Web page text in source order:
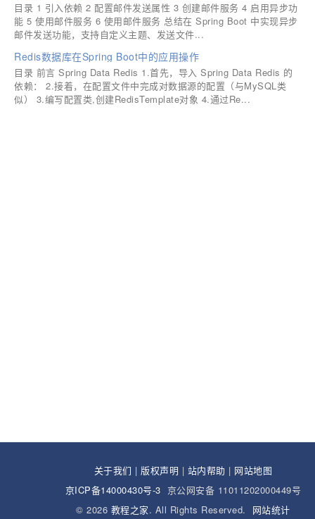
目录 1 引入依赖 2 配置邮件发送属性 3 创建邮件服务 4 启用异步功
能 5 使用邮件服务 6 使用邮件服务 总结在 Spring Boot 中实现异步
邮件发送功能，支持自定义主题、发送文件...
Redis数据库在Spring Boot中的应用操作
目录 前言 Spring Data Redis 1.首先，导入 Spring Data Redis 的
依赖： 2.接着，在配置文件中完成对数据源的配置（与MySQL类
似） 3.编写配置类,创建RedisTemplate对象 4.通过Re...
关于我们 | 版权声明 | 站内帮助 | 网站地图
京ICP备14000430号-3 京公网安备 11011202000449号
© 2026 教程之家. All Rights Reserved. 网站统计